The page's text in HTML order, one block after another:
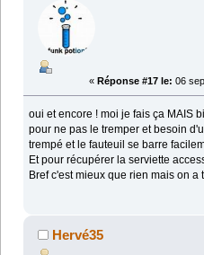
« Réponse #17 le: 06
oui et encore ! moi je fais ça MAIS
pour ne pas le tremper et besoin
trempé et le fauteuil se barre
Et pour récupérer la serviette
Bref c'est mieux que rien mais on
Hervé35